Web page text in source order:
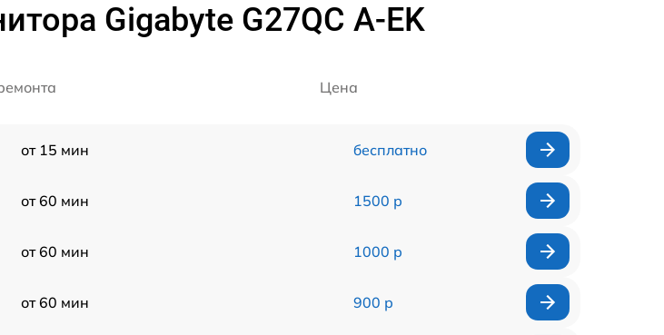
Gigabyte G27QC A-EK
Цена
от 15 мин бесплатно
от 60 мин 1500 р
от 60 мин 1000 р
от 60 мин 900 р